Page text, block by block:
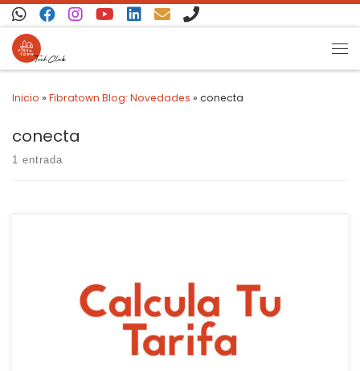
Saltar al contenido
Inicio » Fibratown Blog: Novedades » conecta
conecta
1 entrada
Te enseñamos a realizar tu presupuesto personalizado
amoldando cada apartado a tus necesidades a través de